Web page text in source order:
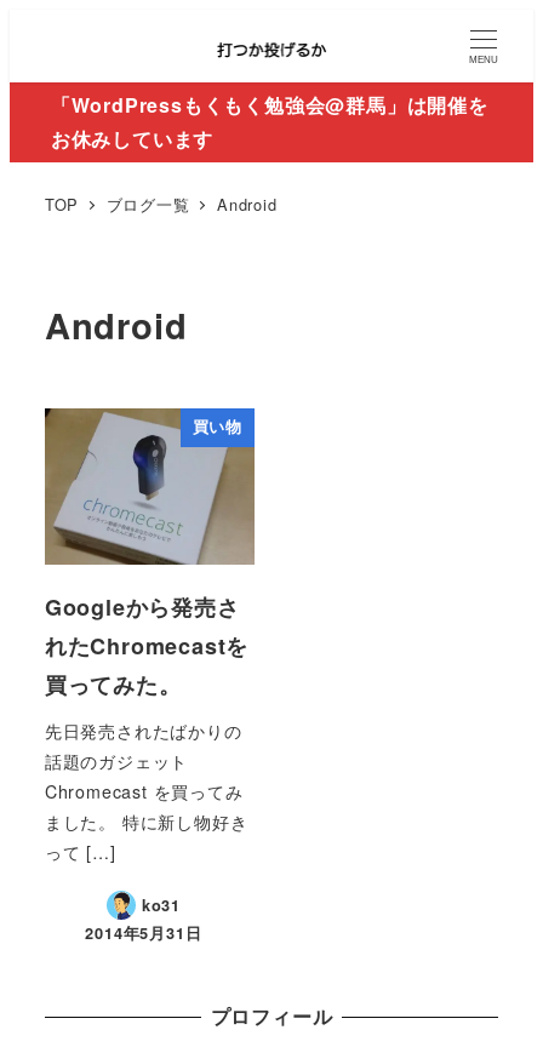
MENU
「WordPressもくもく勉強会@群馬」は開催を
お休みしています
TOP ブログ一覧 Android
Android
買い物
Googleから発売さ
れたChromecastを
買ってみた。
先日発売されたばかりの
話題のガジェット
Chromecast を買ってみ
ました。 特に新し物好き
って […]
ko31
2014年5月31日
プロフィール